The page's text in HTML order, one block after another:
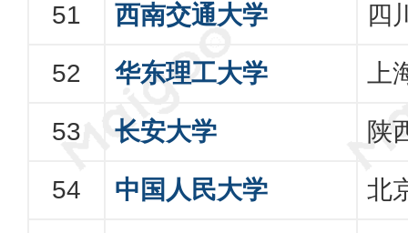
西南交通大学 四
华东理工大学 上
长安大学 陕
中国人民大学 北